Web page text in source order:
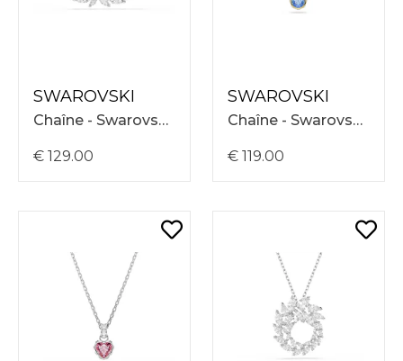
SWAROVSKI
Chaîne - Swarovski Mesmera Necklace 42-49 5759838
€ 129.00
SWAROVSKI
Chaîne - Swarovski Mp Chroma Necklace 38-45 5757786
€ 119.00